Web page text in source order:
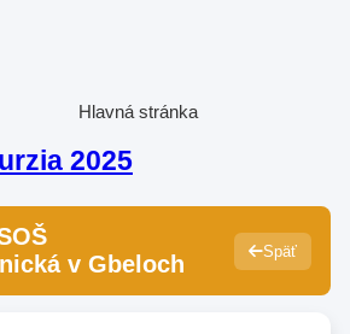
Hlavná stránka
2025
v Gbeloch
Späť